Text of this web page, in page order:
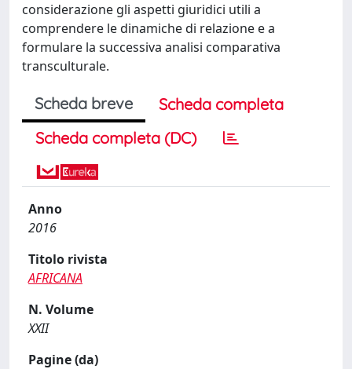
considerazione gli aspetti giuridici utili a
comprendere le dinamiche di relazione e a
formulare la successiva analisi comparativa
transculturale.
Scheda breve
Scheda completa
Scheda completa (DC)
Anno
2016
Titolo rivista
AFRICANA
N. Volume
XXII
Pagine (da)